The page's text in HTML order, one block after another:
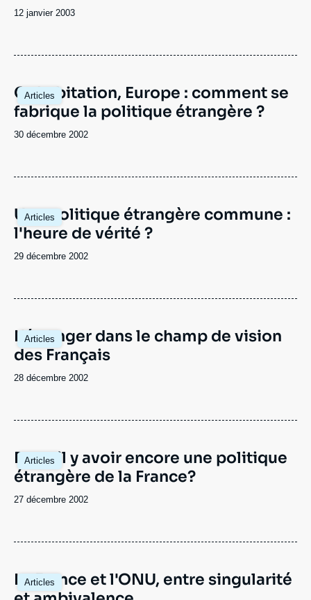
Date
12 janvier 2003
Articles
Cohabitation, Europe : comment se
fabrique la politique étrangère ?
Date
30 décembre 2002
Articles
Une politique étrangère commune :
l'heure de vérité ?
Date
29 décembre 2002
Articles
L'étranger dans le champ de vision
des Français
Date
28 décembre 2002
Articles
Peut-il y avoir encore une politique
étrangère de la France?
Date
27 décembre 2002
Articles
La France et l'ONU, entre singularité